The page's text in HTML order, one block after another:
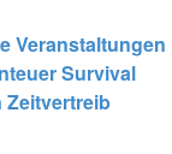
Veranstaltungen
Survival
Zeitvertreib